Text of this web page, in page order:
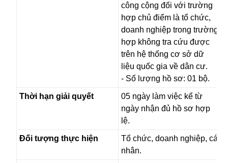
công cộng đối với trường
hợp chủ điểm là tổ chức,
doanh nghiệp trong trường
hợp không tra cứu được
trên hệ thống cơ sở dữ
liệu quốc gia về dân cư.
- Số lượng hồ sơ: 01 bộ.
Thời hạn giải quyết
05 ngày làm việc kể từ
ngày nhận đủ hồ sơ hợp
lệ.
Đối tượng thực hiện
Tổ chức, doanh nghiệp, cá
nhân.